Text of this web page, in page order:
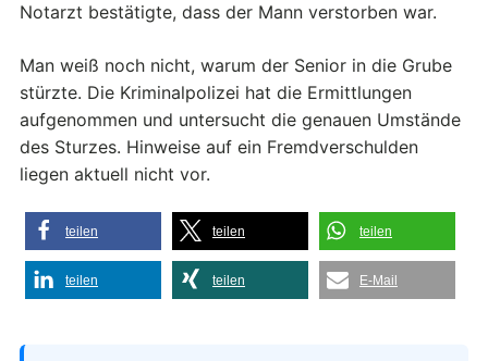
Notarzt bestätigte, dass der Mann verstorben war.
Man weiß noch nicht, warum der Senior in die Grube
stürzte. Die Kriminalpolizei hat die Ermittlungen
aufgenommen und untersucht die genauen Umstände
des Sturzes. Hinweise auf ein Fremdverschulden
liegen aktuell nicht vor.
teilen teilen teilen
teilen teilen E-Mail